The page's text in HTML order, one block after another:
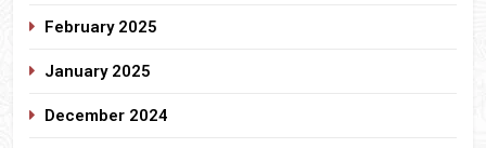
February 2025
January 2025
December 2024